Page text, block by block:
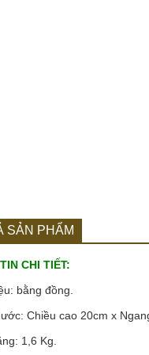
SẢN PHẨM
CHI TIẾT:
bằng đồng.
Chiều cao 20cm x
1,6 Kg.